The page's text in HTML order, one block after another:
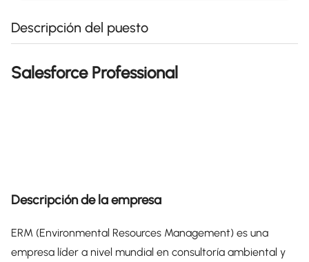
Descripción del puesto
Salesforce Professional
Descripción de la empresa
ERM (Environmental Resources Management) es una
empresa líder a nivel mundial en consultoría ambiental y